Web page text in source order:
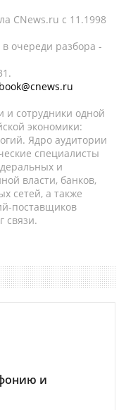
CNews.ru c 11.1998
очереди разбора -
book@cnews.ru
и сотрудники одной
экономики:
Ядро аудитории
специалисты
и
власти, банков,
сетей, а также
поставщиков
связи.
и